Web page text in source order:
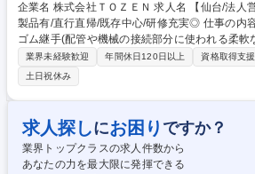
企業名 株式会社ＴＯＺＥＮ 求人名 【仙台/法人営業】国内シェアNo.１の
製品有/直行直帰/既存中心/研修充実◎ 仕事の内容 業界TOPシェアを誇る
ゴム継手(配管や機械の接続部分に使われる柔軟
を販売する当社にて、既存のお客様を中心に、
をお任せいたします！ 【業務詳細】取引先はプラント・建設系業界の商社
がメインで、ゼネコン、サブコン、官公庁やプ
業を行います。※入社後1年間は特定の顧客は
既存中心となりますが新規開拓も一部ございま
知名度があるため完全なる新規営業というわけ
わせは1日5件以上を目標とし、対面での打ち合
能です。 募集職種 【仙台/法人営業】国内シェアNo.１の製品有/直行直帰/
業界未経験歓迎 年間休日120日以上 資格取得支
土日祝休み
求人探しにお困り ですか？
業界トップクラスの求人件数から
あなたの力を最大限に発揮できる